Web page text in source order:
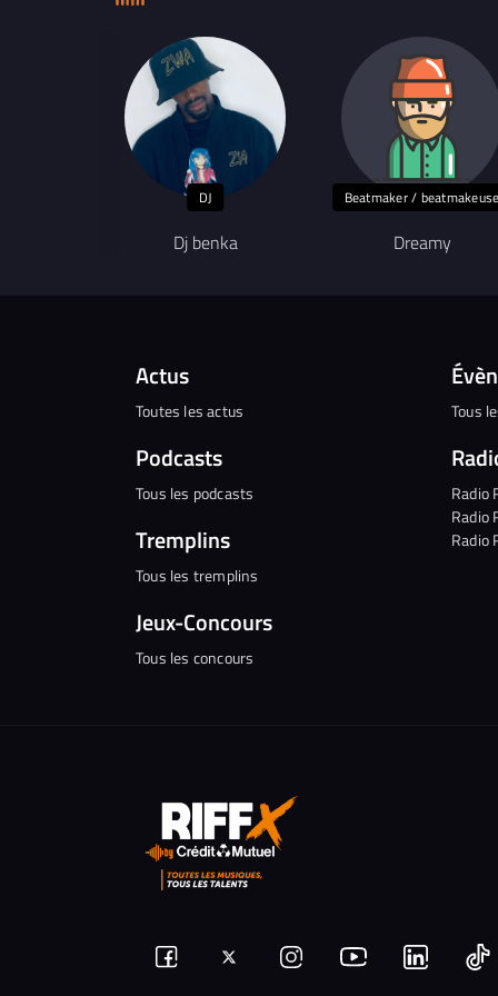
DJ
Dj benka
Beatmaker / beatmakeuse
Dreamy
Actus
Toutes les actus
Podcasts
Tous les podcasts
Tremplins
Tous les tremplins
Jeux-Concours
Tous les concours
Tous
Radio
Radio
Radio
Suivez-Suivez-Nous
NousNous